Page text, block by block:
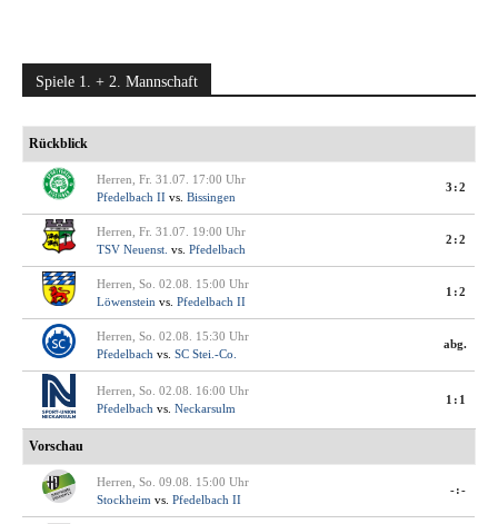
Spiele 1. + 2. Mannschaft
Rückblick
Herren, Fr. 31.07. 17:00 Uhr
Pfedelbach II vs. Bissingen
3:2
Herren, Fr. 31.07. 19:00 Uhr
TSV Neuenst. vs. Pfedelbach
2:2
Herren, So. 02.08. 15:00 Uhr
Löwenstein vs. Pfedelbach II
1:2
Herren, So. 02.08. 15:30 Uhr
Pfedelbach vs. SC Stei.-Co.
abg.
Herren, So. 02.08. 16:00 Uhr
Pfedelbach vs. Neckarsulm
1:1
Vorschau
Herren, So. 09.08. 15:00 Uhr
Stockheim vs. Pfedelbach II
-:-